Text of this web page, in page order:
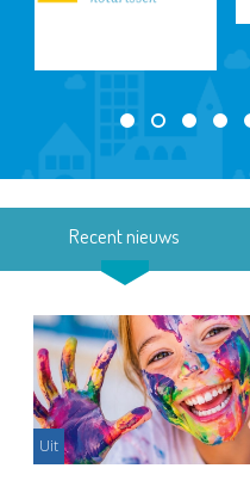
Recent nieuws
Uit